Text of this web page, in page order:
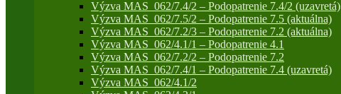
Výzva MAS_062/7.4/2 – Podopatrenie 7.4/2 (uzavretá)
Výzva MAS_062/7.5/2 – Podopatrenie 7.5 (aktuálna)
Výzva MAS_062/7.2/3 – Podopatrenie 7.2 (aktuálna)
Výzva MAS_062/4.1/1 – Podopatrenie 4.1
Výzva MAS_062/7.2/2 – Podopatrenie 7.2
Výzva MAS_062/7.4/1 – Podopatrenie 7.4 (uzavretá)
Výzva MAS_062/4.1/2